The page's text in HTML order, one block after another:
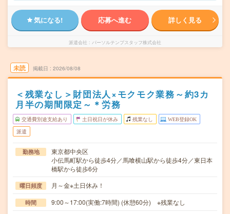
気になる! 応募へ進む 詳しく見る
派遣会社 パーソルテンプスタッフ株式会社
未読 掲載日 2026/08/08
＜残業なし＞財団法人×モクモク業務～約3カ
月半の期間限定～＊労務
交通費別途支給あり 土日祝日が休み 残業なし WEB登録OK
派遣
勤務地
東京都中央区
小伝馬町駅から徒歩4分／馬喰横山駅から徒歩4分／東日本
橋駅から徒歩6分
曜日頻度 月～金※土日休み！
時間 9:00～17:00(実働:7時間) (休憩60分) ※残業なし